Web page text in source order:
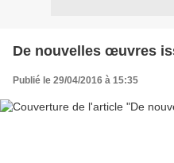
De nouvelles œuvres
Publié le 29/04/2016 à 15:35